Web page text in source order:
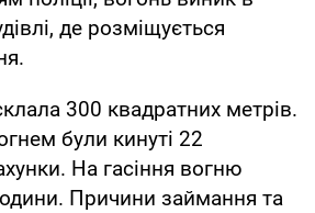
де розміщується
300 квадратних метрів.
були кинуті 22
На гасіння вогню
Причини займання та